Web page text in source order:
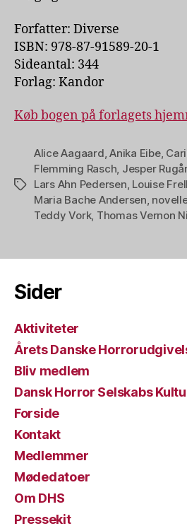
Forfatter: Diverse
ISBN: 978-87-91589-20-1
Sideantal: 344
Forlag: Kandor
Køb bogen på forlagets
Tags
Alice Aagaard,Anika Eibe,
Flemming Rasch, Jesper
Lars Ahn Pedersen, Louise
Maria Bache Andersen,
Teddy Vork, Thomas Vernon
Sider
Aktiviteter
Årets Danske
Bliv medlem
Dansk Horror Selskabs
Forside
Kontakt
Medlemmer
Mødedatoer
Om DHS
Pressekit